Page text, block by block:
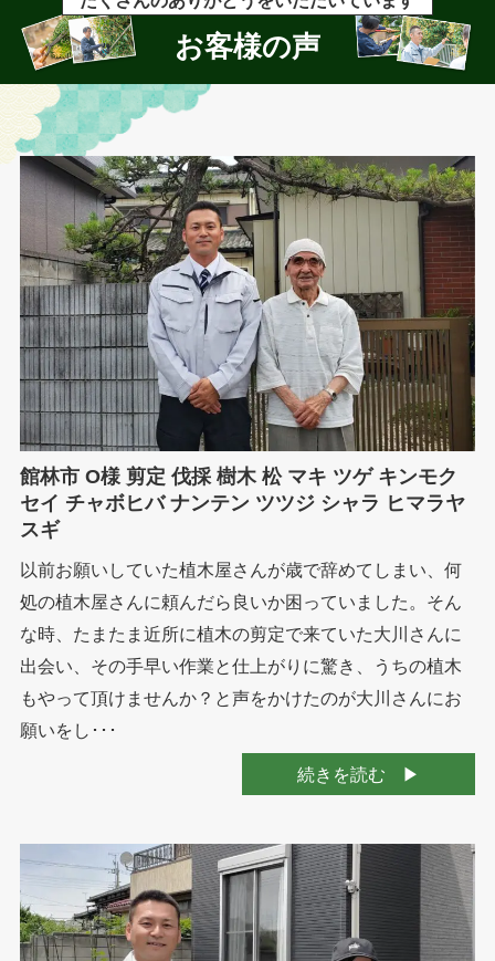
お客様の声
館林市 O様 剪定 伐採 樹木 松 マキ ツゲ キンモク
セイ チャボヒバ ナンテン ツツジ シャラ ヒマラヤ
スギ
以前お願いしていた植木屋さんが歳で辞めてしまい、何
処の植木屋さんに頼んだら良いか困っていました。そん
な時、たまたま近所に植木の剪定で来ていた大川さんに
出会い、その手早い作業と仕上がりに驚き、うちの植木
もやって頂けませんか？と声をかけたのが大川さんにお
願いをし･･･
続きを読む